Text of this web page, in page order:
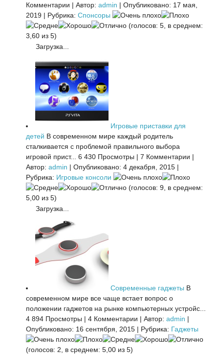
Комментарии | Автор: admin | Опубликовано: 17 мая,
2019 | Рубрика: Спонсоры
(голосов: 5, в среднем:
3,60 из 5)
Загрузка...
Игровые приставки для
детей В современном мире каждый родитель
сталкивается с проблемой правильного выбора
игровой прист...
6 430 Просмотры | 7 Комментарии |
Автор: admin | Опубликовано: 4 декабря, 2015 |
Рубрика: Игровые консоли
(голосов: 9, в среднем:
5,00 из 5)
Загрузка...
Современные гаджеты В
современном мире все чаще встает вопрос о
положении гаджетов на рынке компьютерных устройс...
4 894 Просмотры | 4 Комментарии | Автор: admin |
Опубликовано: 16 сентября, 2015 | Рубрика: Гаджеты
(голосов: 2, в среднем: 5,00 из 5)